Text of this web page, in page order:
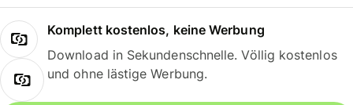
Komplett kostenlos, keine Werbung
Download in Sekundenschnelle. Völlig kostenlos
und ohne lästige Werbung.